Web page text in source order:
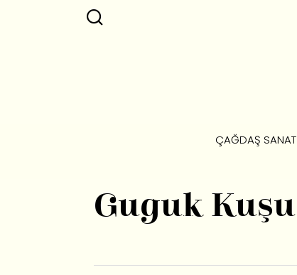
ÇAĞDAŞ SANAT
Guguk Kuşu